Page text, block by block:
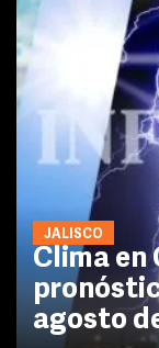
JALISCO
Clima en
agosto